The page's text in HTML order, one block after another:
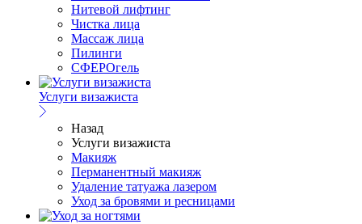
Нитевой лифтинг
Чистка лица
Массаж лица
Пилинги
СФЕРОгель
Услуги визажиста
Назад
Услуги визажиста
Макияж
Перманентный макияж
Удаление татуажа лазером
Уход за бровями и ресницами